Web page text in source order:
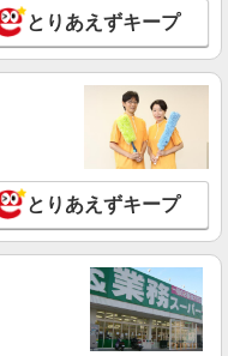
夜59.7h) ＜参考＞ 割
業時：1,875円 ・深夜時
・深夜残業時：2,250円
1000
詳細を見る
加工スタッフ
とりあえずキープ
とりあえずキープ